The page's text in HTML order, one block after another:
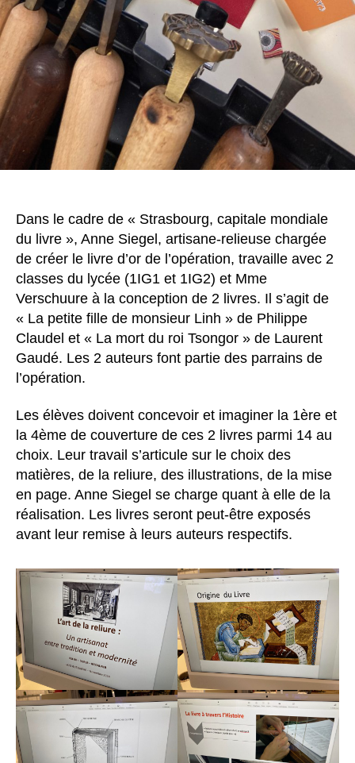
Dans le cadre de « Strasbourg, capitale mondiale
du livre », Anne Siegel, artisane-relieuse chargée
de créer le livre d’or de l’opération, travaille avec 2
classes du lycée (1IG1 et 1IG2) et Mme
Verschuure à la conception de 2 livres. Il s’agit de
« La petite fille de monsieur Linh » de Philippe
Claudel et « La mort du roi Tsongor » de Laurent
Gaudé. Les 2 auteurs font partie des parrains de
l’opération.
Les élèves doivent concevoir et imaginer la 1ère et
la 4ème de couverture de ces 2 livres parmi 14 au
choix. Leur travail s’articule sur le choix des
matières, de la reliure, des illustrations, de la mise
en page. Anne Siegel se charge quant à elle de la
réalisation. Les livres seront peut-être exposés
avant leur remise à leurs auteurs respectifs.